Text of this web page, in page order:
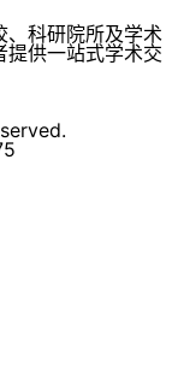
、科研院所及学术
提供一站式学术交